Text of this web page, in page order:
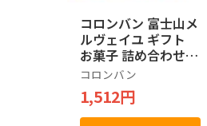
コロンバン 富士山メ
ルヴェイユ ギフト
お菓子 詰め合わせ
個包装 土産 お菓子
贈答 銘店 ラングド
シャ 21枚入り
コロンバン
1,512円